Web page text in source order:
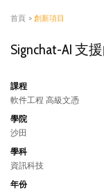
首頁 > 創新項目
Signchat-AI 支
課程
軟件工程 高級文憑
學院
沙田
學科
資訊科技
年份